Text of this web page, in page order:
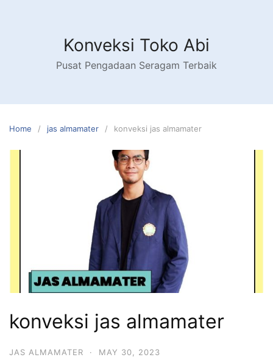
Konveksi Toko Abi
Pusat Pengadaan Seragam Terbaik
Home jas almamater konveksi jas almamater
konveksi jas almamater
JAS ALMAMATER · MAY 30, 2023